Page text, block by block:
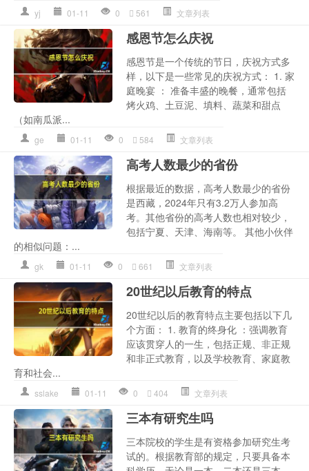
yj 01-11 0 561 文章列表
感恩节怎么庆祝
感恩节是一个传统的节日，庆祝方式多
样，以下是一些常见的庆祝方式： 1. 家
庭晚宴 ： 准备丰盛的晚餐，通常包括
烤火鸡、土豆泥、填料、蔬菜和甜点
（如南瓜派...
ge 01-11 0 584 文章列表
高考人数最少的省份
根据最近的数据，高考人数最少的省份
是西藏，2024年只有3.2万人参加高
考。其他省份的高考人数也相对较少，
包括宁夏、天津、海南等。 其他小伙伴
的相似问题：...
gk 01-11 0 661 文章列表
20世纪以后教育的特点
20世纪以后的教育特点主要包括以下几
个方面： 1. 教育的终身化 ：强调教育
应该贯穿人的一生，包括正规、非正规
和非正式教育，以及学校教育、家庭教
育和社会...
sslake 01-11 0 404 文章列表
三本有研究生吗
三本院校的学生是有资格参加研究生考
试的。根据教育部的规定，只要具备本